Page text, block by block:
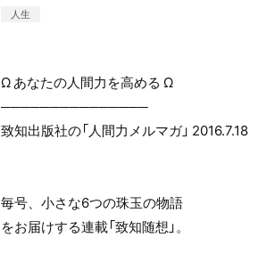
人生
Ω あなたの人間力を高める Ω
───────────────
致知出版社の「人間力メルマガ」 2016.7.18
毎号、小さな6つの珠玉の物語
をお届けする連載「致知随想」。